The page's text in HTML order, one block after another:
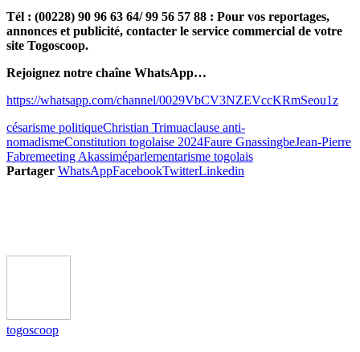
Tél : (00228) 90 96 63 64/ 99 56 57 88 : Pour vos reportages,
annonces et publicité, contacter le service commercial de votre
site Togoscoop.
Rejoignez notre chaîne WhatsApp…
https://whatsapp.com/channel/0029VbCV3NZEVccKRmSeou1z
césarisme politiqueChristian Trimuaclause anti-
nomadismeConstitution togolaise 2024Faure GnassingbeJean-Pierre
Fabremeeting Akassiméparlementarisme togolais
Partager WhatsAppFacebookTwitterLinkedin
togoscoop